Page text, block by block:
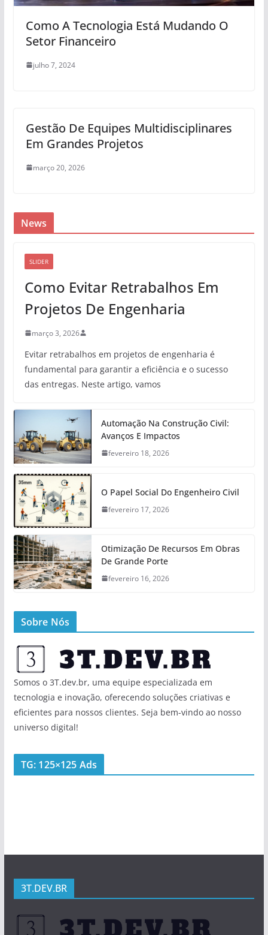
Como A Tecnologia Está Mudando O
Setor Financeiro
julho 7, 2024
Gestão De Equipes Multidisciplinares
Em Grandes Projetos
março 20, 2026
News
SLIDER
Como Evitar Retrabalhos Em
Projetos De Engenharia
março 3, 2026
Evitar retrabalhos em projetos de engenharia é
fundamental para garantir a eficiência e o sucesso
das entregas. Neste artigo, vamos
Automação Na Construção Civil:
Avanços E Impactos
fevereiro 18, 2026
O Papel Social Do Engenheiro Civil
fevereiro 17, 2026
Otimização De Recursos Em Obras
De Grande Porte
fevereiro 16, 2026
Sobre Nós
Somos o 3T.dev.br, uma equipe especializada em
tecnologia e inovação, oferecendo soluções criativas e
eficientes para nossos clientes. Seja bem-vindo ao nosso
universo digital!
TG: 125×125 Ads
3T.DEV.BR